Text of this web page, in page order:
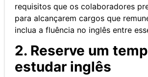
requisitos que os colaboradores
para alcançarem cargos que
inclua a fluência no inglês entre
2. Reserve um
estudar inglês